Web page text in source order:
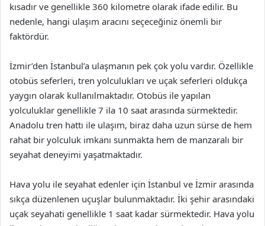
kısadır ve genellikle 360 kilometre olarak ifade edilir. Bu
nedenle, hangi ulaşım aracını seçeceğiniz önemli bir
faktördür.
İzmir’den İstanbul’a ulaşmanın pek çok yolu vardır. Özellikle
otobüs seferleri, tren yolculukları ve uçak seferleri oldukça
yaygın olarak kullanılmaktadır. Otobüs ile yapılan
yolculuklar genellikle 7 ila 10 saat arasında sürmektedir.
Anadolu tren hattı ile ulaşım, biraz daha uzun sürse de hem
rahat bir yolculuk imkanı sunmakta hem de manzaralı bir
seyahat deneyimi yaşatmaktadır.
Hava yolu ile seyahat edenler için İstanbul ve İzmir arasında
sıkça düzenlenen uçuşlar bulunmaktadır. İki şehir arasındaki
uçak seyahati genellikle 1 saat kadar sürmektedir. Hava yolu